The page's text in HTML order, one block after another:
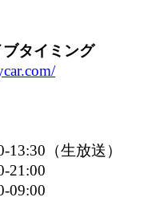
タイミング
13:30（生放送）
21:00
09:00